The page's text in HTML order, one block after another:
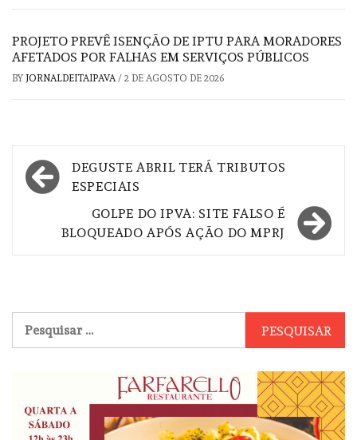
PROJETO PREVÊ ISENÇÃO DE IPTU PARA MORADORES
AFETADOS POR FALHAS EM SERVIÇOS PÚBLICOS
BY JORNALDEITAIPAVA/ 2 DE AGOSTO DE 2026
Navegação
de
DEGUSTE ABRIL TERÁ TRIBUTOS
ESPECIAIS
GOLPE DO IPVA: SITE FALSO É
BLOQUEADO APÓS AÇÃO DO MPRJ